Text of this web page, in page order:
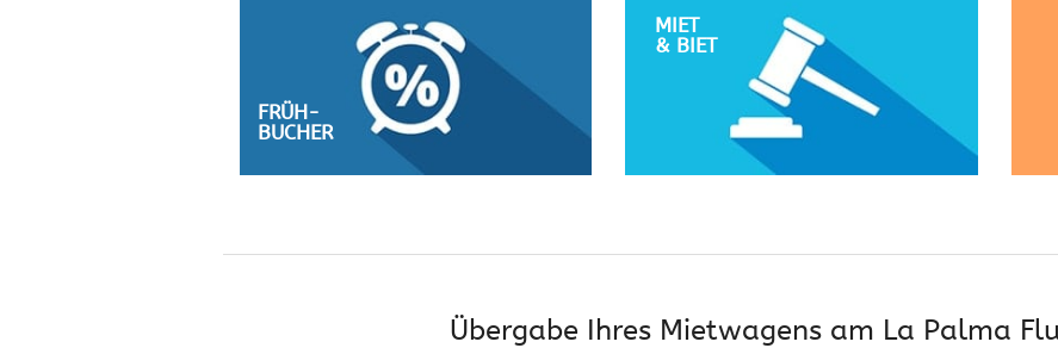
FRÜH-
BUCHER
MIET
& BIET
Übergabe Ihres Mietwagens am La Palma